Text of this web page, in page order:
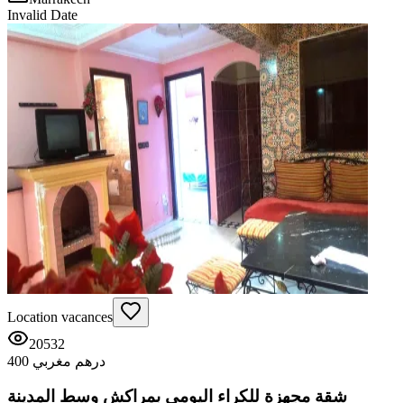
Invalid Date
Location vacances
20532
400 درهم مغربي
شقة مجهزة للكراء اليومي بمراكش وسط المدينة